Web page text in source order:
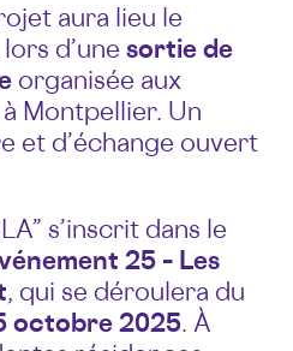
aura lieu le
lors d’une sortie de
organisée aux
Montpellier. Un
et d’échange ouvert
s’inscrit dans le
25 – Les
, qui se déroulera du
octobre 2025. À